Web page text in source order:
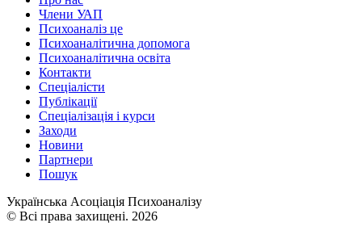
Члени УАП
Психоаналіз це
Психоаналітична допомога
Психоаналітична освіта
Контакти
Спеціалісти
Публікації
Cпеціалізація і курси
Заходи
Новини
Партнери
Пошук
Українська Асоціація Психоаналізу
© Всі права захищені. 2026